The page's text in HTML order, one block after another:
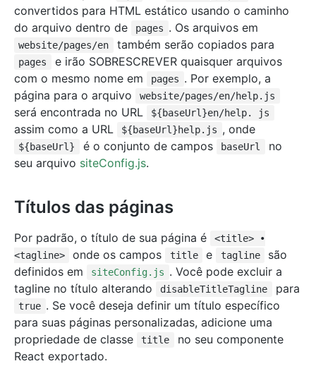
convertidos para HTML estático usando o caminho
do arquivo dentro de
pages . Os arquivos em
website/pages/en também serão copiados para
pages
e irão SOBRESCREVER quaisquer arquivos
com o mesmo nome em
pages . Por exemplo, a
página para o arquivo
website/pages/en/help.js
será encontrada no URL ${baseUrl}en/help. js
assim como a URL ${baseUrl}help.js , onde
${baseUrl} é o conjunto de campos baseUrl
no
seu arquivo siteConfig.js.
Títulos das páginas
Por padrão, o título de sua página é
<title> •
<tagline>
onde os campos title e tagline
são
definidos em
siteConfig.js . Você pode excluir a
tagline no título alterando
disableTitleTagline para
true . Se você deseja definir um título específico
para suas páginas personalizadas, adicione uma
propriedade de classe
title
no seu componente
React exportado.